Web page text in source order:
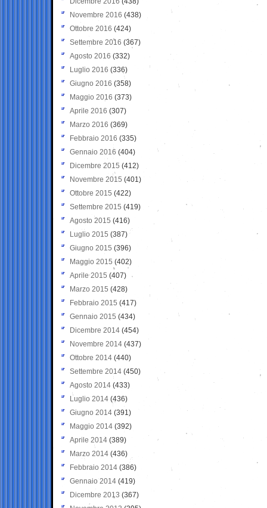
Novembre 2016 (438)
Ottobre 2016 (424)
Settembre 2016 (367)
Agosto 2016 (332)
Luglio 2016 (336)
Giugno 2016 (358)
Maggio 2016 (373)
Aprile 2016 (307)
Marzo 2016 (369)
Febbraio 2016 (335)
Gennaio 2016 (404)
Dicembre 2015 (412)
Novembre 2015 (401)
Ottobre 2015 (422)
Settembre 2015 (419)
Agosto 2015 (416)
Luglio 2015 (387)
Giugno 2015 (396)
Maggio 2015 (402)
Aprile 2015 (407)
Marzo 2015 (428)
Febbraio 2015 (417)
Gennaio 2015 (434)
Dicembre 2014 (454)
Novembre 2014 (437)
Ottobre 2014 (440)
Settembre 2014 (450)
Agosto 2014 (433)
Luglio 2014 (436)
Giugno 2014 (391)
Maggio 2014 (392)
Aprile 2014 (389)
Marzo 2014 (436)
Febbraio 2014 (386)
Gennaio 2014 (419)
Dicembre 2013 (367)